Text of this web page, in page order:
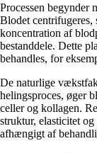
Processen begynder
Blodet centrifugeres,
koncentration af
bestanddele. Dette
behandles, for
De naturlige
helingsproces, øger
celler og kollagen.
struktur, elasticitet
afhængigt af